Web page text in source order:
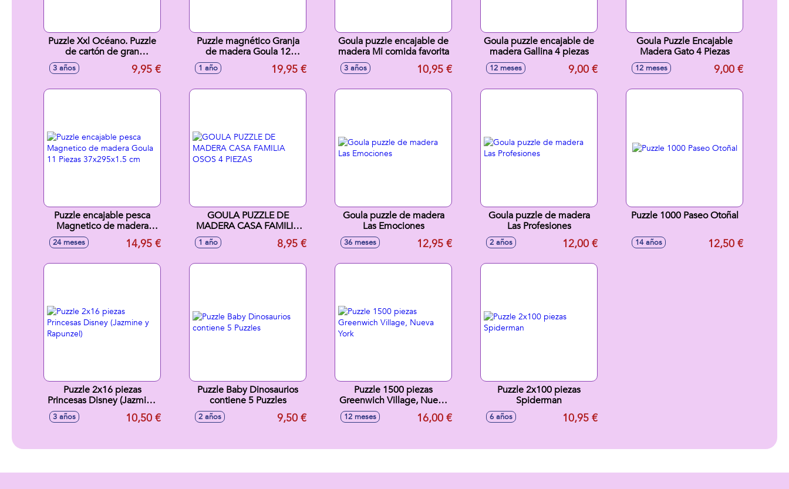
Puzzle Xxl Océano. Puzzle
de cartón de gran
calidad.Goula
3 años 9,95 €
Puzzle magnético Granja
de madera Goula 12
piezas, intercambiables
1 año 19,95 €
Goula puzzle encajable de
madera Mi comida favorita
3 años 10,95 €
Goula puzzle encajable de
madera Gallina 4 piezas
12 meses 9,00 €
Goula Puzzle Encajable
Madera Gato 4 Piezas
12 meses 9,00 €
Puzzle encajable pesca
Magnetico de madera
Goula 11 Piezas
37x295x1.5 cm
24 meses 14,95 €
GOULA PUZZLE DE
MADERA CASA FAMILIA
OSOS 4 PIEZAS
1 año 8,95 €
Goula puzzle de madera
Las Emociones
36 meses 12,95 €
Goula puzzle de madera
Las Profesiones
2 años 12,00 €
Puzzle 1000 Paseo Otoñal
14 años 12,50 €
Puzzle 2x16 piezas
Princesas Disney (Jazmine
y Rapunzel)
3 años 10,50 €
Puzzle Baby Dinosaurios
contiene 5 Puzzles
2 años 9,50 €
Puzzle 1500 piezas
Greenwich Village, Nueva
12 meses 16,00 €
Puzzle 2x100 piezas
Spiderman
6 años 10,95 €